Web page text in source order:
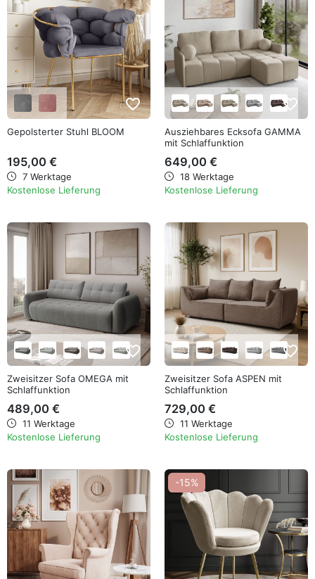
favorite_border
Gepolsterter Stuhl BLOOM
195,00 €
7 Werktage
Kostenlose Lieferung
favorite_border
Ausziehbares Ecksofa GAMMA
mit Schlaffunktion
649,00 €
18 Werktage
Kostenlose Lieferung
favorite_border
Zweisitzer Sofa OMEGA mit
Schlaffunktion
489,00 €
11 Werktage
Kostenlose Lieferung
favorite_border
Zweisitzer Sofa ASPEN mit
Schlaffunktion
729,00 €
11 Werktage
Kostenlose Lieferung
-15%